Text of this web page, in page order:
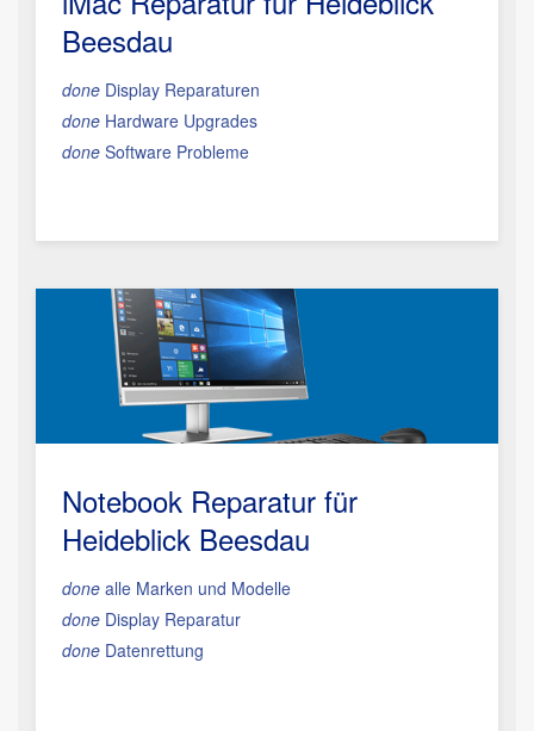
Beesdau
done Display Reparaturen
done Hardware Upgrades
done Software Probleme
Notebook Reparatur für
Heideblick Beesdau
done alle Marken und Modelle
done Display Reparatur
done Datenrettung